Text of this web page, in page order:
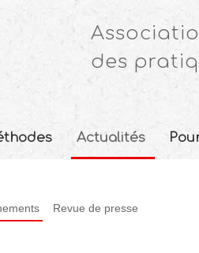
des
Actualités
Revue de presse